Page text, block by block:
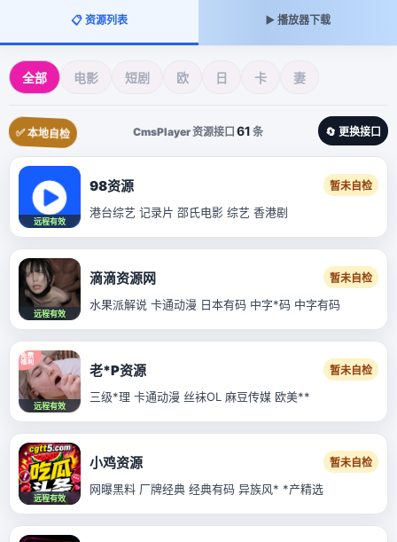
📋 资源列表 ▶️ 播放器下载
全部 电影 短剧 欧 日 卡 妻
✅ 本地自检 CmsPlayer 资源接口 61 条 🔄 更换接口
远程有效
98资源 暂未自检
港台综艺 记录片 邵氏电影 综艺 香港剧
远程有效
滴滴资源网 暂未自检
水果派解说 卡通动漫 日本有码 中字*码 中字有码
远程有效
老*P资源 暂未自检
三级*理 卡通动漫 丝袜OL 麻豆传媒 欧美**
远程有效
小鸡资源 暂未自检
网曝黑料 厂牌经典 经典有码 异族风* *产精选